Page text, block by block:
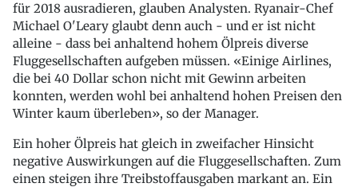
für 2018 ausradieren, glauben Analysten. Ryanair-Chef
Michael O'Leary glaubt denn auch - und er ist nicht
alleine - dass bei anhaltend hohem Ölpreis diverse
Fluggesellschaften aufgeben müssen. «Einige Airlines,
die bei 40 Dollar schon nicht mit Gewinn arbeiten
konnten, werden wohl bei anhaltend hohen Preisen den
Winter kaum überleben», so der Manager.
Ein hoher Ölpreis hat gleich in zweifacher Hinsicht
negative Auswirkungen auf die Fluggesellschaften. Zum
einen steigen ihre Treibstoffausgaben markant an. Ein